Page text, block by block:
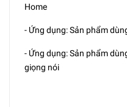
Home
- Ứng dụng: Sản phẩm
- Ứng dụng: Sản phẩm
giọng nói